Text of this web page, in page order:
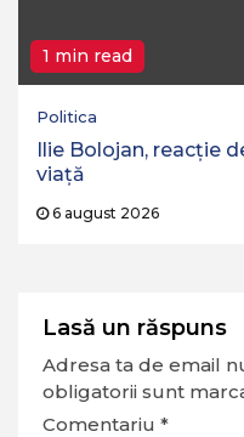
1 min read
Politica
Ilie Bolojan, reacție
viață
6 august 2026
Lasă un răspuns
Adresa ta de email
obligatorii sunt
Comentariu *